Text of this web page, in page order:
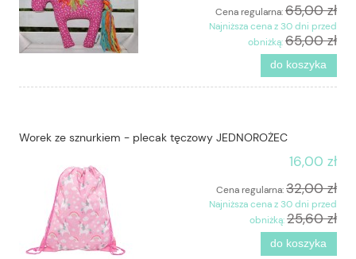
Cena regularna:65,00 zł
Najniższa cena z 30 dni przed
obniżką:65,00 zł
do koszyka
Worek ze sznurkiem - plecak tęczowy JEDNOROŻEC
16,00 zł
Cena regularna:32,00 zł
Najniższa cena z 30 dni przed
obniżką:25,60 zł
do koszyka